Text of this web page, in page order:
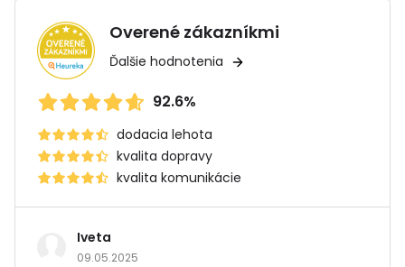
Overené zákazníkmi
Ďalšie hodnotenia
92.6%
dodacia lehota
kvalita dopravy
kvalita komunikácie
Iveta
09.05.2025